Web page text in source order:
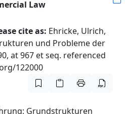
Law
cite as: Ehricke, Ulrich,
und Probleme der
at 967 et seq. referenced
122000
Grundstrukturen